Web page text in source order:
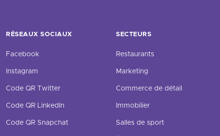
RÉSEAUX SOCIAUX
Facebook
Instagram
Code QR Twitter
Code QR LinkedIn
Code QR Snapchat
SECTEURS
Restaurants
Marketing
Commerce de détail
Immobilier
Salles de sport